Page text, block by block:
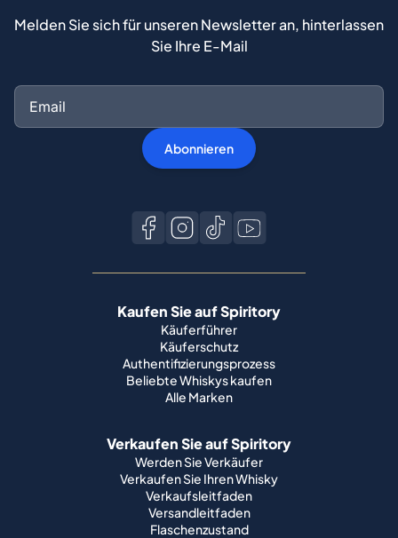
Melden Sie sich für unseren Newsletter an, hinterlassen
Sie Ihre E-Mail
Abonnieren
Kaufen Sie auf Spiritory
Käuferführer
Käuferschutz
Authentifizierungsprozess
Beliebte Whiskys kaufen
Alle Marken
Verkaufen Sie auf Spiritory
Werden Sie Verkäufer
Verkaufen Sie Ihren Whisky
Verkaufsleitfaden
Versandleitfaden
Flaschenzustand